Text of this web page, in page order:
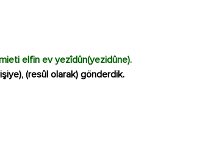
elfin ev yezîdûn(yezidûne).
(resûl olarak) gönderdik.